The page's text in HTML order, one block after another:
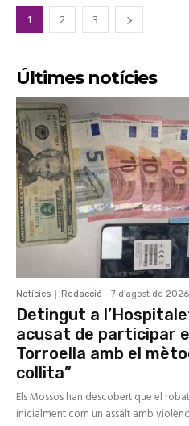
1 2 3
Últimes notícies
Notícies Redacció - 7 d'agost de 2026
Detingut a
acusat de participar
Torroella amb el
collita”
Els Mossos han descobert que el
inicialment com un assalt amb